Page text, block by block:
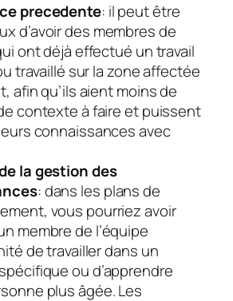
precedente: il peut être
d’avoir des membres de
ont déjà effectué un travail
travaillé sur la zone affectée
afin qu’ils aient moins de
contexte à faire et puissent
connaissances avec
la gestion des
: dans les plans de
vous pourriez avoir
membre de l’équipe
de travailler dans un
ou d’apprendre
plus âgée. Les